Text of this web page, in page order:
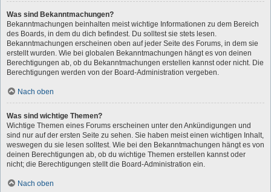
Was sind Bekanntmachungen?
Bekanntmachungen beinhalten meist wichtige Informationen zu dem Bereich
des Boards, in dem du dich befindest. Du solltest sie stets lesen.
Bekanntmachungen erscheinen oben auf jeder Seite des Forums, in dem sie
erstellt wurden. Wie bei globalen Bekanntmachungen hängt es von deinen
Berechtigungen ab, ob du Bekanntmachungen erstellen kannst oder nicht. Die
Berechtigungen werden von der Board-Administration vergeben.
Nach oben
Was sind wichtige Themen?
Wichtige Themen eines Forums erscheinen unter den Ankündigungen und
sind nur auf der ersten Seite zu sehen. Sie haben meist einen wichtigen Inhalt,
weswegen du sie lesen solltest. Wie bei den Bekanntmachungen hängt es von
deinen Berechtigungen ab, ob du wichtige Themen erstellen kannst oder
nicht; die Berechtigungen stellt die Board-Administration ein.
Nach oben